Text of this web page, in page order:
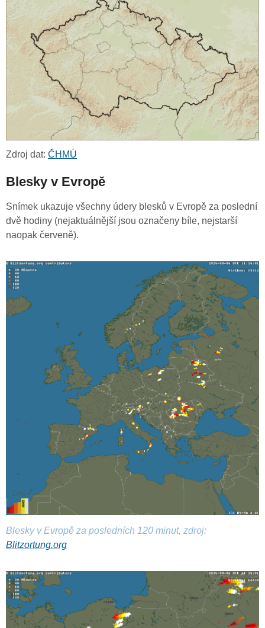
Zdroj dat: ČHMÚ
Blesky v Evropě
Snímek ukazuje všechny údery blesků v Evropě za poslední
dvě hodiny (nejaktuálnější jsou označeny bíle, nejstarší
naopak červeně).
Blesky v Evropě za posledních 120 minut, zdroj:
Blitzortung.org